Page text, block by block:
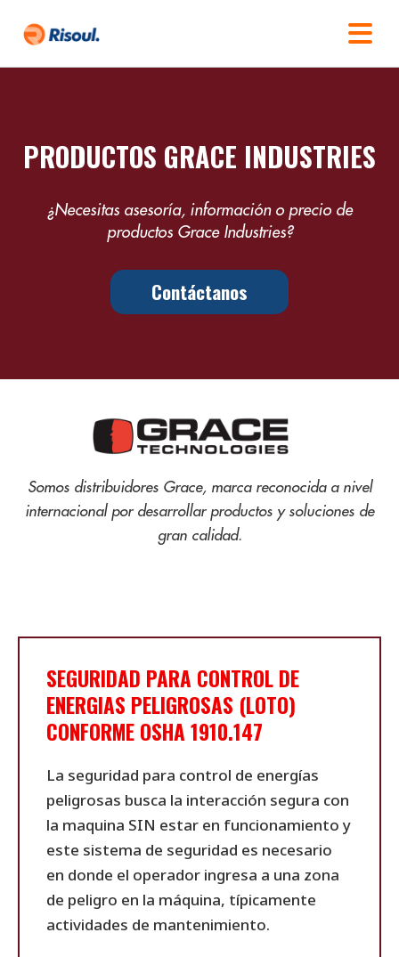
PRODUCTOS GRACE INDUSTRIES
¿Necesitas asesoría, información o precio de
productos Grace Industries?
Contáctanos
Somos distribuidores Grace, marca reconocida a nivel
internacional por desarrollar productos y soluciones de
gran calidad.
SEGURIDAD PARA CONTROL DE
ENERGIAS PELIGROSAS (LOTO)
CONFORME OSHA 1910.147
La seguridad para control de energías
peligrosas busca la interacción segura con
la maquina SIN estar en funcionamiento y
este sistema de seguridad es necesario
en donde el operador ingresa a una zona
de peligro en la máquina, típicamente
actividades de mantenimiento.